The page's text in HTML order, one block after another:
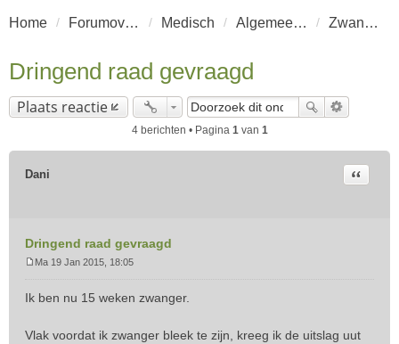
Home Forumoverzicht Medisch Algemeen Lyme-Borreliose Zwangerschap
Dringend raad gevraagd
Plaats reactie
4 berichten • Pagina 1van 1
Dani
Dringend raad gevraagd
Citeer
c
Ma 19 Jan 2015, 18:05
Ik ben nu 15 weken zwanger.
Vlak voordat ik zwanger bleek te zijn, kreeg ik de uitslag uut